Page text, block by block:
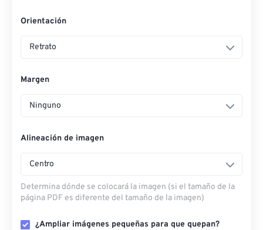
Orientación
Retrato
Margen
Ninguno
Alineación de imagen
Centro
Determina dónde se colocará la imagen (si el tamaño de la
página PDF es diferente del tamaño de la imagen)
¿Ampliar imágenes pequeñas para que quepan?